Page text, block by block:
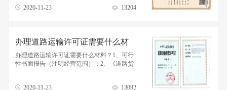
2020-11-23
13204
办理道路运输许可证需要什么材
料？
办理道路运输许可证需要什么材料？1、可行
性书面报告（注明经营范围）；2、《道路货
2020-11-23
13092